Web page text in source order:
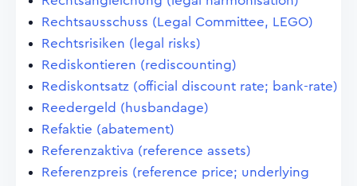
Rechtsausschuss (Legal Committee, LEGO)
Rechtsrisiken (legal risks)
Rediskontieren (rediscounting)
Rediskontsatz (official discount rate; bank-rate)
Reedergeld (husbandage)
Refaktie (abatement)
Referenzaktiva (reference assets)
Referenzpreis (reference price; underlying